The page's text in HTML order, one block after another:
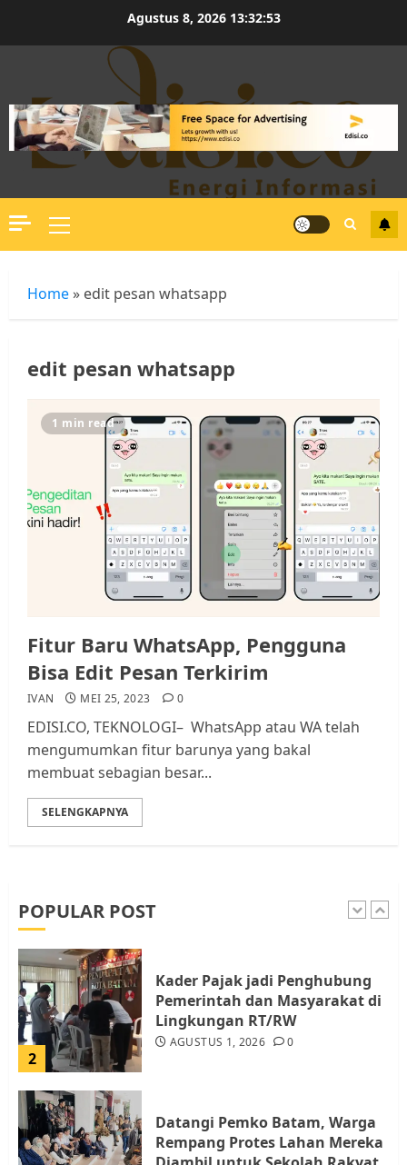
Agustus 8, 2026 13:32:53
Primary
Menu
Home » edit pesan whatsapp
edit pesan whatsapp
1 min read
Fitur Baru WhatsApp, Pengguna
Bisa Edit Pesan Terkirim
IVAN MEI 25, 2023 0
EDISI.CO, TEKNOLOGI– WhatsApp atau WA telah
mengumumkan fitur barunya yang bakal
membuat sebagian besar...
SELENGKAPNYA
POPULAR POST
3
Datangi Pemko Batam, Warga
Rempang Protes Lahan Mereka
Diambil untuk Sekolah Rakyat
JULI 21, 2026 0
Warga Rempang Ajukan
Audiensi dengan Wali Kota
Batam, Soroti Aktivitas yang
5
Tim Advokasi Desak BP Batam
Berhenti Merampas Tanah
Warga Rempang
JULI 15, 2026 0
1
2
Kader Pajak jadi Penghubung
Pemerintah dan Masyarakat di
Lingkungan RT/RW
AGUSTUS 1, 2026 0
Datangi Pemko Batam, Warga
Rempang Protes Lahan Mereka